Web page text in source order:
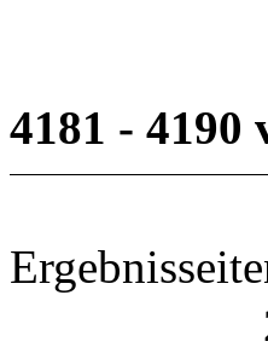
4181 - 4190